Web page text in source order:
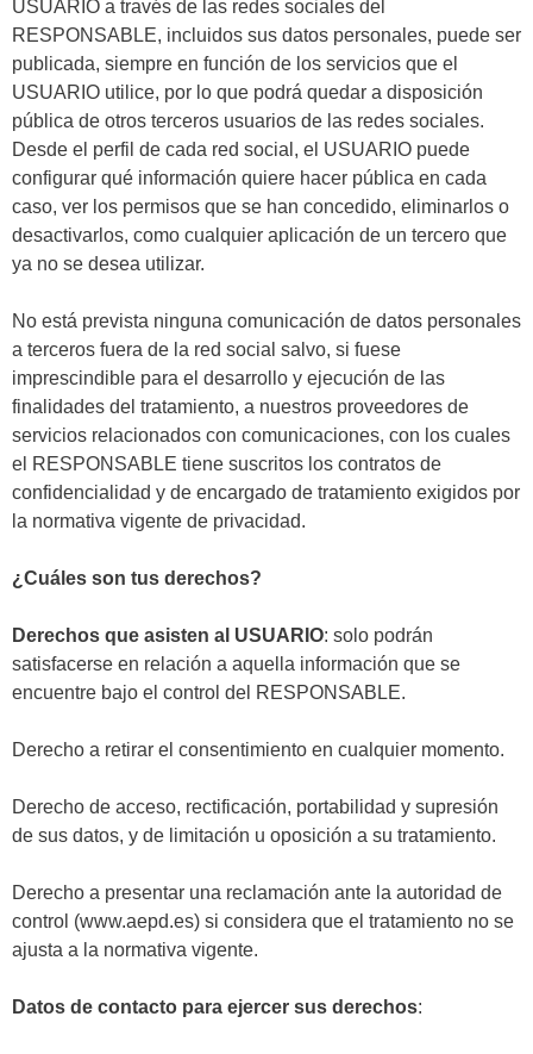
USUARIO a través de las redes sociales del
RESPONSABLE, incluidos sus datos personales, puede ser
publicada, siempre en función de los servicios que el
USUARIO utilice, por lo que podrá quedar a disposición
pública de otros terceros usuarios de las redes sociales.
Desde el perfil de cada red social, el USUARIO puede
configurar qué información quiere hacer pública en cada
caso, ver los permisos que se han concedido, eliminarlos o
desactivarlos, como cualquier aplicación de un tercero que
ya no se desea utilizar.
No está prevista ninguna comunicación de datos personales
a terceros fuera de la red social salvo, si fuese
imprescindible para el desarrollo y ejecución de las
finalidades del tratamiento, a nuestros proveedores de
servicios relacionados con comunicaciones, con los cuales
el RESPONSABLE tiene suscritos los contratos de
confidencialidad y de encargado de tratamiento exigidos por
la normativa vigente de privacidad.
¿Cuáles son tus derechos?
Derechos que asisten al USUARIO: solo podrán
satisfacerse en relación a aquella información que se
encuentre bajo el control del RESPONSABLE.
Derecho a retirar el consentimiento en cualquier momento.
Derecho de acceso, rectificación, portabilidad y supresión
de sus datos, y de limitación u oposición a su tratamiento.
Derecho a presentar una reclamación ante la autoridad de
control (www.aepd.es) si considera que el tratamiento no se
ajusta a la normativa vigente.
Datos de contacto para ejercer sus derechos: